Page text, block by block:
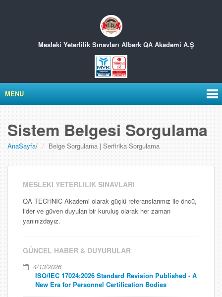
Mesleki Yeterlilik Sınavları Alberk QA Akademi A.Ş
MENU
Sistem Belgesi Sorgulama
AnaSayfa/ Belge Sorgulama | Serfirika Sorgulama
MESLEKI YETERLILIK SINAVLARI
QA TECHNIC Akademi olarak güçlü referanslarımız ile öncü,
lider ve güven duyulan bir kuruluş olarak her zaman
yanınızdayız.
GÜNCEL HABER & DUYURULAR
4/13/2026
ISO/IEC 17024:2026 Standard Revision Published - A
New Era for Personnel Certification Bodies